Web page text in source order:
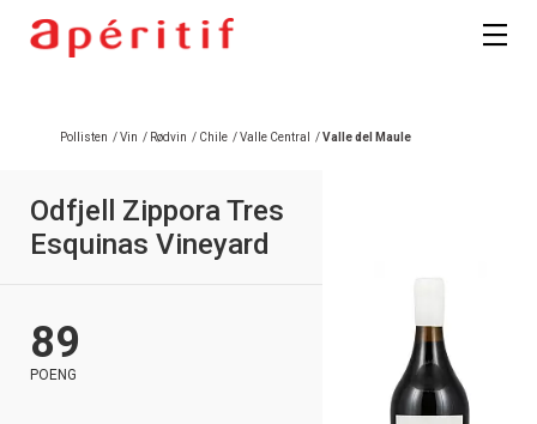
Pollisten /Vin / Rødvin / Chile /Valle Central /Valle del Maule
Odfjell Zippora Tres
Esquinas Vineyard
89
POENG